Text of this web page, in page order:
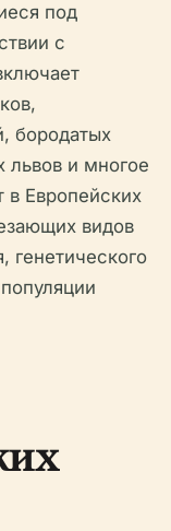
под
с
бородатых
львов и многое
в Европейских
видов
генетического